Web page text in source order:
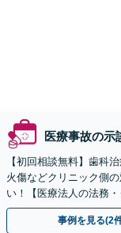
医療事故の示
【初回相談無料】歯科
火傷などクリニック側
い！【医療法人の法務
ドバイスで、納得ので
事例を見る(2